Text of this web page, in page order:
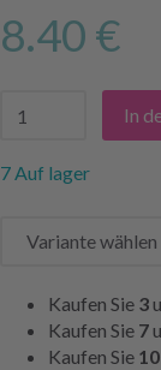
8.40 €
In
7 Auf lager
Kaufen Sie 3
Kaufen Sie 7
Kaufen Sie 10